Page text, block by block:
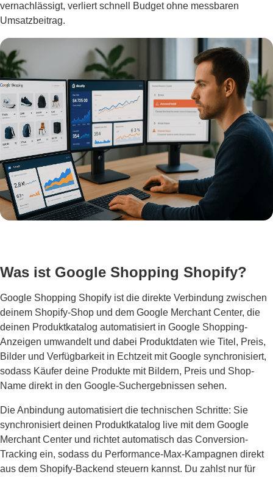
vernachlässigt, verliert schnell Budget ohne messbaren
Umsatzbeitrag.
Was ist Google Shopping Shopify?
Google Shopping Shopify ist die direkte Verbindung zwischen
deinem Shopify-Shop und dem Google Merchant Center, die
deinen Produktkatalog automatisiert in Google Shopping-
Anzeigen umwandelt und dabei Produktdaten wie Titel, Preis,
Bilder und Verfügbarkeit in Echtzeit mit Google synchronisiert,
sodass Käufer deine Produkte mit Bildern, Preis und Shop-
Name direkt in den Google-Suchergebnissen sehen.
Die Anbindung automatisiert die technischen Schritte: Sie
synchronisiert deinen Produktkatalog live mit dem Google
Merchant Center und richtet automatisch das Conversion-
Tracking ein, sodass du Performance-Max-Kampagnen direkt
aus dem Shopify-Backend steuern kannst. Du zahlst nur für